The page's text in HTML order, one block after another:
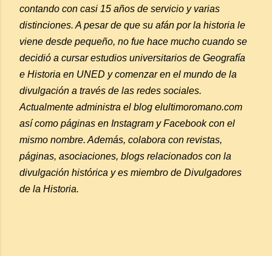
contando con casi 15 años de servicio y varias
distinciones. A pesar de que su afán por la historia le
viene desde pequeño, no fue hace mucho cuando se
decidió a cursar estudios universitarios de Geografía
e Historia en UNED y comenzar en el mundo de la
divulgación a través de las redes sociales.
Actualmente administra el blog elultimoromano.com
así como páginas en Instagram y Facebook con el
mismo nombre. Además, colabora con revistas,
páginas, asociaciones, blogs relacionados con la
divulgación histórica y es miembro de Divulgadores
de la Historia.